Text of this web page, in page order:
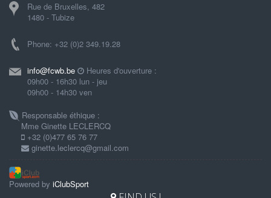
Rue de Bruxelles, 482
1480 - Tubize
Phone: +32 (0)2 349.19.28
info@fcwb.be
Heures d'ouverture :
09h00 - 16h30 lun - jeu
09h00 - 14h30 ven
Responsable éthique :
Mme Ginette LECLERCQ
+32 (0)477 65 76 77
ginette.leclercq@gmail.com
Powered by iClubSport